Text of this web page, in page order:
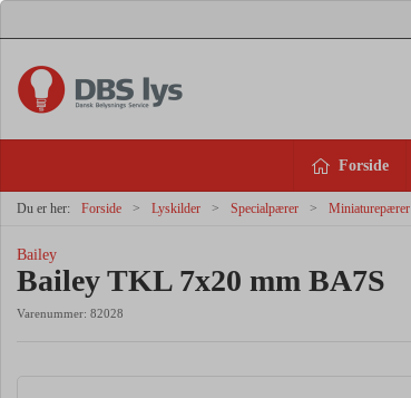
Forside
Du er her: Forside Lyskilder Specialpærer Miniaturepærer
Bailey
Bailey TKL 7x20 mm BA7S
Varenummer: 82028